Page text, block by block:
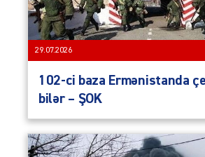
29.07.2026
102-ci baza Ermənistanda
bilər – ŞOK